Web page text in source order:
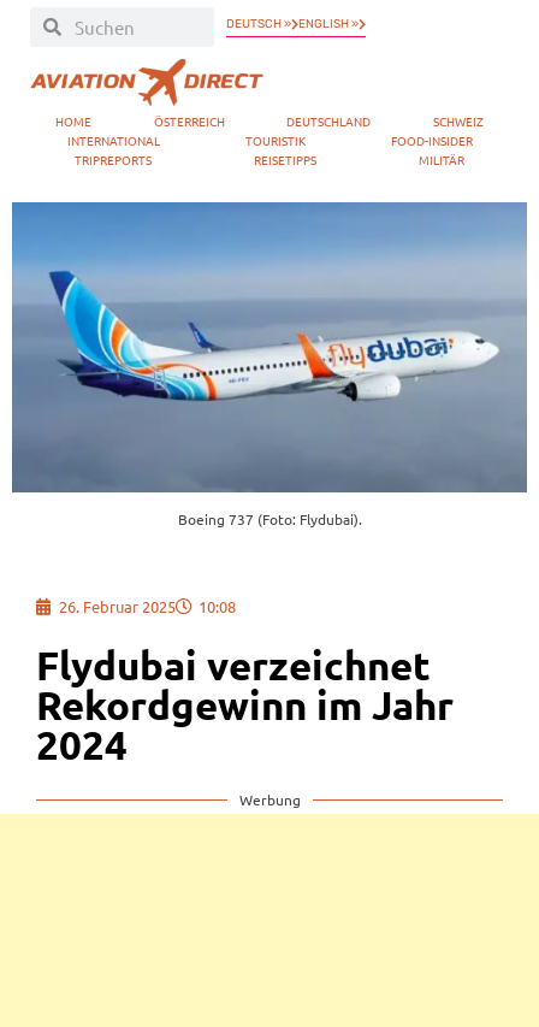
DEUTSCH » ENGLISH »
HOME ÖSTERREICH DEUTSCHLAND
SCHWEIZ
INTERNATIONAL
TOURISTIK
FOOD-INSIDER
TRIPREPORTS
REISETIPPS MILITÄR
Boeing 737 (Foto: Flydubai).
26. Februar 2025 10:08
Flydubai verzeichnet
Rekordgewinn im Jahr
2024
Werbung